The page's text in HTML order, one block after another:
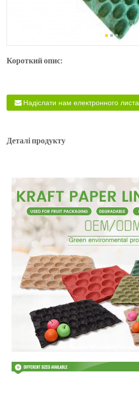
Короткий опис:
Надіслати нам електронного листа
Деталі продукту